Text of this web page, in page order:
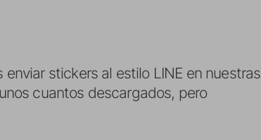
enviar stickers al estilo LINE en nuestras
cuantos descargados, pero